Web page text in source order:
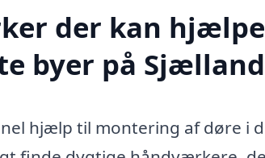
der kan
byer på Sjælland
hjælp til montering af døre i